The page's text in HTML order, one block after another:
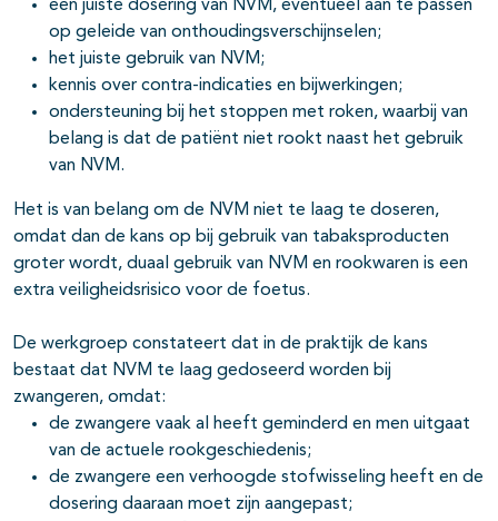
een juiste dosering van NVM, eventueel aan te passen
op geleide van onthoudingsverschijnselen;
het juiste gebruik van NVM;
kennis over contra-indicaties en bijwerkingen;
ondersteuning bij het stoppen met roken, waarbij van
belang is dat de patiënt niet rookt naast het gebruik
van NVM.
Het is van belang om de NVM niet te laag te doseren,
omdat dan de kans op bij gebruik van tabaksproducten
groter wordt, duaal gebruik van NVM en rookwaren is een
extra veiligheidsrisico voor de foetus.
De werkgroep constateert dat in de praktijk de kans
bestaat dat NVM te laag gedoseerd worden bij
zwangeren, omdat:
de zwangere vaak al heeft geminderd en men uitgaat
van de actuele rookgeschiedenis;
de zwangere een verhoogde stofwisseling heeft en de
dosering daaraan moet zijn aangepast;